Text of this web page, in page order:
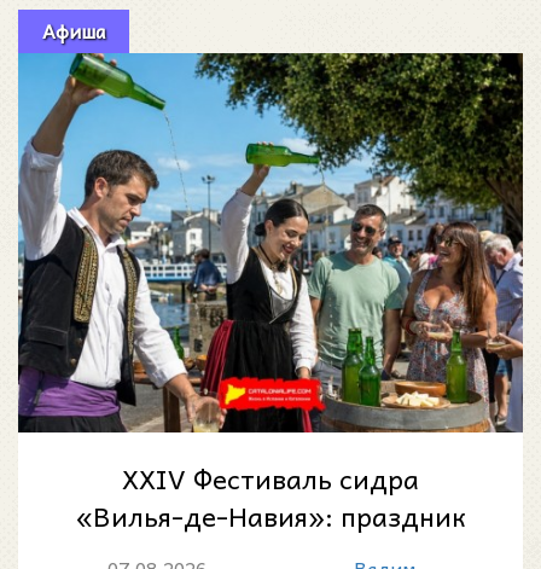
Афиша
XXIV Фестиваль сидра
«Вилья-де-Навия»: праздник
астурийской сидровой